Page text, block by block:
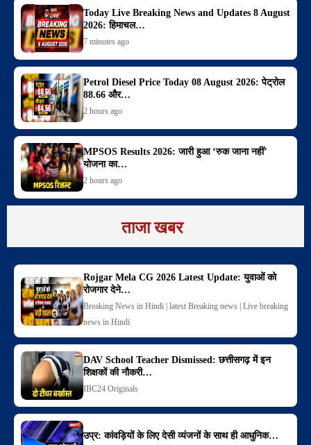
Today Live Breaking News and Updates 8 August
2026: हिमाचल…
7 minutes ago
Petrol Diesel Price Today 08 August 2026: पेट्रोल
88.66 और…
2 hours ago
MPSOS Results 2026: जारी हुआ ‘रुक जाना नहीं’
योजना का…
2 hours ago
ताजा खबर
Rojgar Mela CG 2026 Latest Update: युवाओं को
रोजगार देने…
Breaking News in Hindi | latest Breaking news | Live breaking
news in Hindi
DAV School Teacher Dismissed: छत्तीसगढ़ में इन
शिक्षकों की नौकरी…
IBC24 Originals
उप्र: कांवड़ियों के लिए देसी व्यंजनों के साथ ही आधुनिक…